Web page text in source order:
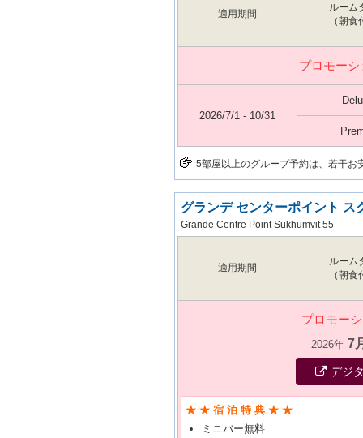
適用期間
ルーム
（朝
プロモーシ
2026/7/1 - 10/31
5部屋以上のグループ予約は、若干お
グランデ センターポイント ス
Grande Centre Point Sukhumvit 55
適用期間
ルーム
（朝
プロモー
2026年 7
デジ
★★宿泊特典★★
ミニバー無料